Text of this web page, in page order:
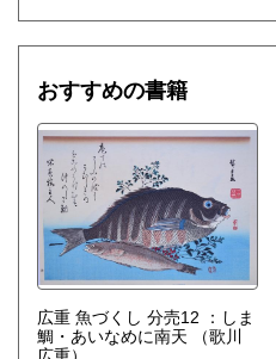
おすすめの書籍
広重 魚づくし 分売12 ：しま
鯛・あいなめに南天
（歌川
広重）